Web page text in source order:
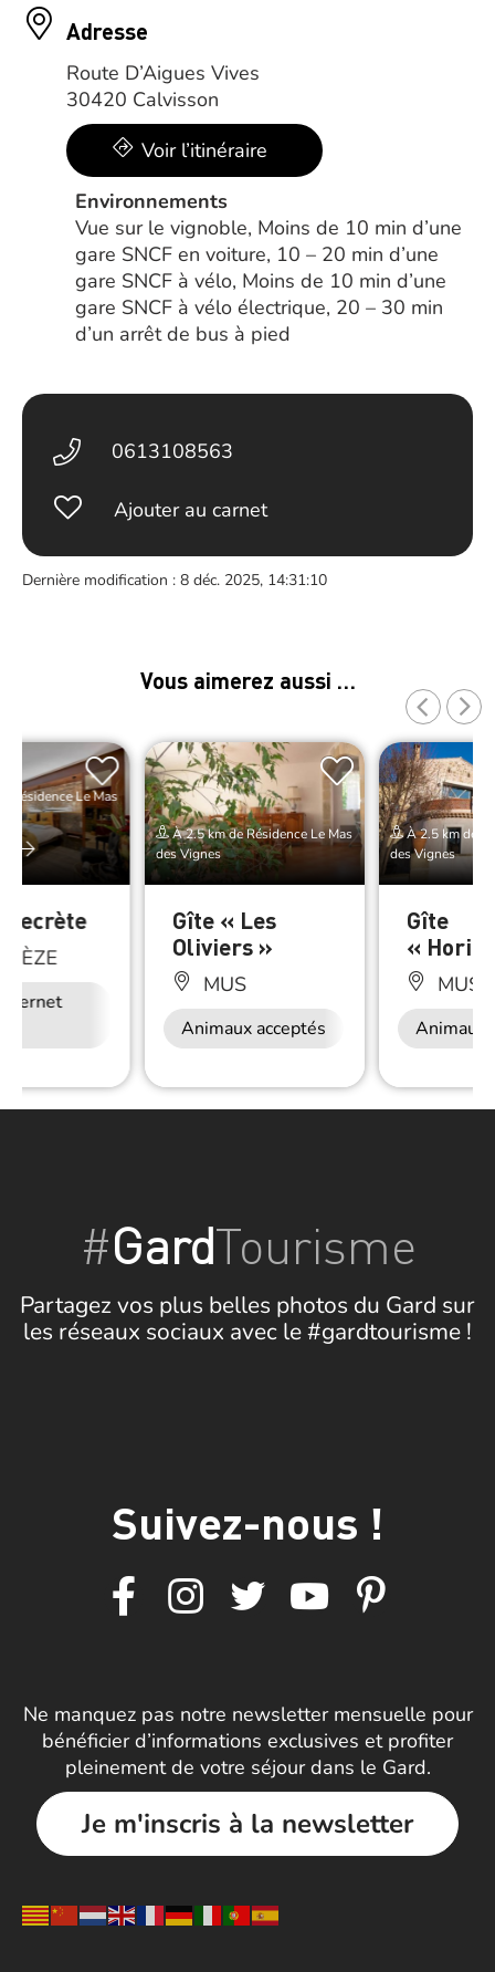
Adresse
Route D’Aigues Vives
30420 Calvisson
Voir l’itinéraire
Environnements
Vue sur le vignoble, Moins de 10 min d’une
gare SNCF en voiture, 10 – 20 min d’une
gare SNCF à vélo, Moins de 10 min d’une
gare SNCF à vélo électrique, 20 – 30 min
d’un arrêt de bus à pied
0613108563
Ajouter au carnet
Dernière modification : 8 déc. 2025, 14:31:10
Vous aimerez aussi …
Résidence Le Mas
Secrète
À 2.5 km de Résidence Le Mas
des Vignes
Gîte « Les
Oliviers »
MUS
Animaux acceptés
À 2.5 km de
des Vignes
Gîte
«
MUS
Animaux
#GardTourisme
Partagez vos plus belles photos du Gard sur
les réseaux sociaux avec le #gardtourisme !
Suivez-nous !
Ne manquez pas notre newsletter mensuelle pour
bénéficier d’informations exclusives et profiter
pleinement de votre séjour dans le Gard.
Je m'inscris à la newsletter